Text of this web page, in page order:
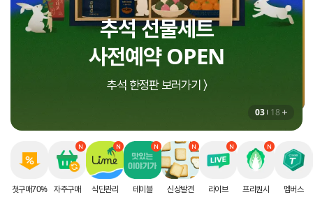
추석 선물세트
사전예약 OPEN
추석 한정판 보러가기 〉
지금 더세페에서만!
8월 셀렉션 구매혜택
상하목장 프로즌 그릭요거트 증정 〉
인생에 딱 한번 받는
할인 혜택
첫구매 70% 할인 받으러가기 〉
03 18
첫구매70% 자주구매 식단관리 테이블 신상발견 라이브 프리퀀시 멤버스